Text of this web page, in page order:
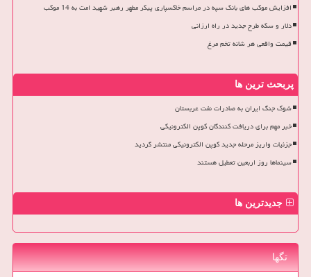
افزایش موکب های بانک سپه در مراسم خاکسپاری پیکر مطهر رهبر شهید امت به 14 موکب
دلار و سکه طرح جدید در راه ارزانی
قیمت واقعی هر شانه تخم مرغ
پربحث ترین ها
شوک جنگ ایران به صادرات نفت عربستان
خبر مهم برای دریافت کنندگان کوپن الکترونیکی
جزئیات واریز مرحله جدید کوپن الکترونیکی منتشر گردید
سینماها روز اربعین تعطیل هستند
جدیدترین ها
تگها